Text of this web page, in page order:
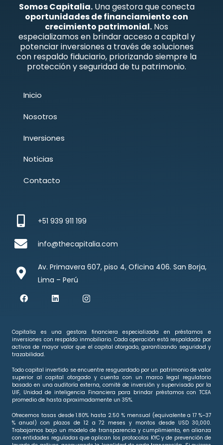
Somos Capitalia.Una gestora que conecta
oportunidades de financiamiento con
crecimiento patrimonial. Nos
especializamos en brindar acceso a capital y
potenciar inversiones a través de soluciones
con respaldo fiduciario, priorizando siempre la
protección y seguridad de tu patrimonio.
Inicio
Nosotros
Inversiones
Noticias
Contacto
+51 939 911 199
info@thecapitalia.com
Av. Primavera 607, piso 4, Oficina 406. San Borja,
Lima – Perú
Capitalia es una gestora financiera especializada en préstamos e
inversiones con respaldo inmobiliario. Cada operación está respaldada por
activos de mayor valor que el capital otorgado, garantizando seguridad y
trazabilidad.
Todo capital invertido se encuentre resguardado por un patrimonio de valor
superior al capital otorgado y cuenta con un marco legal regulatorio
basado en una auditoría externa, comité de inversión y supervisado por la
UIF, Unidad de inteligencia Financiera para brindar préstamos con TCEA
promedio de hasta aproximadamente un 35%.
Ofrecemos tasas desde 1.80% hasta 2.50 % mensual (equivalente a 17 %–37
% anual) con plazos de 12 a 72 meses y montos desde USD 30,000.
Trabajamos bajo un modelo de transparencia y cumplimiento, en alianza
con entidades reguladas que aplican los protocolos KYC y de prevención de